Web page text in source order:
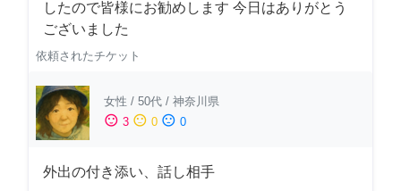
したので皆様にお勧めします 今日はありがとう
ございました
依頼されたチケット
女性 / 50代 / 神奈川県
sentiment_satisfied 3 sentiment_neutral 0 sentiment_dissatisfied 0
外出の付き添い、話し相手